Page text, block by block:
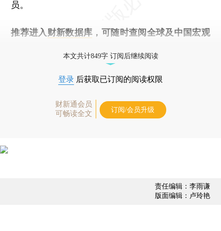
员。
推荐进入 财新数据库 ，可随时查阅全球及中国宏观
本文共计849字 订阅后继续阅读
登录 后获取已订阅的阅读权限
财新通会员
可畅读全文
订阅/会员升级
责任编辑：李雨谦
版面编辑：卢玲艳